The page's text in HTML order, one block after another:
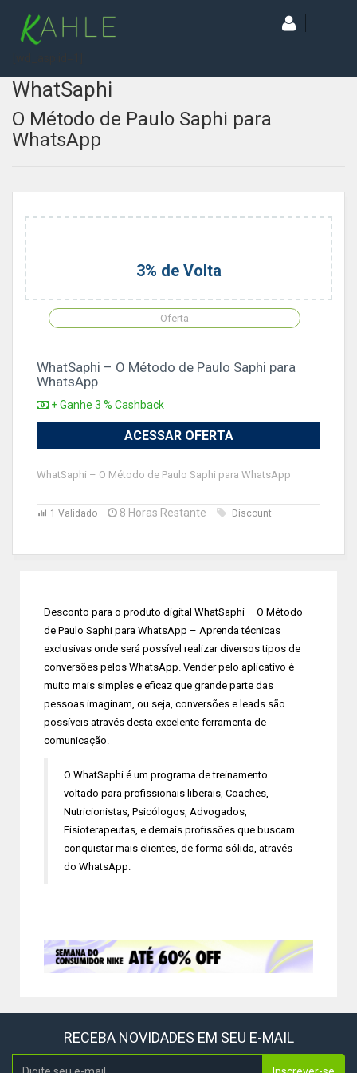
WhatSaphi
O Método de Paulo Saphi para
WhatsApp
3% de Volta
Oferta
WhatSaphi – O Método de Paulo Saphi para
WhatsApp
+ Ganhe 3 % Cashback
ACESSAR OFERTA
WhatSaphi – O Método de Paulo Saphi para WhatsApp
1 Validado 8 Horas Restante Discount
Desconto para o produto digital WhatSaphi – O Método
de Paulo Saphi para WhatsApp – Aprenda técnicas
exclusivas onde será possível realizar diversos tipos de
conversões pelos WhatsApp. Vender pelo aplicativo é
muito mais simples e eficaz que grande parte das
pessoas imaginam, ou seja, conversões e leads são
possíveis através desta excelente ferramenta de
comunicação.
O WhatSaphi é um programa de treinamento
voltado para profissionais liberais, Coaches,
Nutricionistas, Psicólogos, Advogados,
Fisioterapeutas, e demais profissões que buscam
conquistar mais clientes, de forma sólida, através
do WhatsApp.
RECEBA NOVIDADES EM SEU E-MAIL